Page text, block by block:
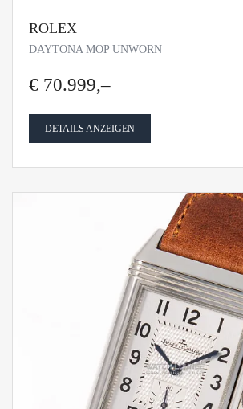
ROLEX
DAYTONA MOP UNWORN
€ 70.999,–
DETAILS ANZEIGEN